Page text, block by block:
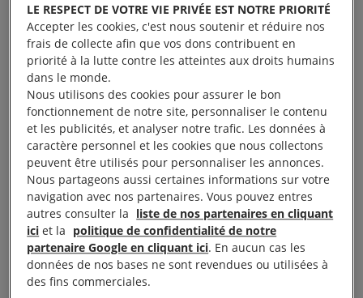
l’Anafé, avait « aidé à l’entrée d’étrangers en
France». Retraitée âgée de 73 ans, chargée par
Amnesty de missions d’observation à la frontière,
elle était accusée d’avoir « convoyé » deux migrants
mineurs entre l’Italieet laFrance, le 28 juillet 2017,
au poste frontière de Menton-Vintimille.
Martine Landry assure pour sa part n’avoir recueilli
les deux adolescents qu’après leur passage de la
frontière, sur le territoire français donc. Elle les a
d’ailleurs aussitôt remis à la Police de l’Air et des
Frontières (PAF), afin qu’ils soient pris en charge
par l’aide sociale à l’enfance (ASE).
LE RESPECT DE VOTRE VIE PRIVÉE EST NOTRE PRIORITÉ
Accepter les cookies, c'est nous soutenir et réduire nos
frais de collecte afin que vos dons contribuent en
priorité à la lutte contre les atteintes aux droits humains
dans le monde.
Nous utilisons des cookies pour assurer le bon
fonctionnement de notre site, personnaliser le contenu
et les publicités, et analyser notre trafic. Les données à
caractère personnel et les cookies que nous collectons
peuvent être utilisés pour personnaliser les annonces.
Nous partageons aussi certaines informations sur votre
navigation avec nos partenaires. Vous pouvez entres
autres consulter la liste de nos partenaires en cliquant
ici et la politique de confidentialité de notre
partenaire Google en cliquant ici. En aucun cas les
données de nos bases ne sont revendues ou utilisées à
des fins commerciales.